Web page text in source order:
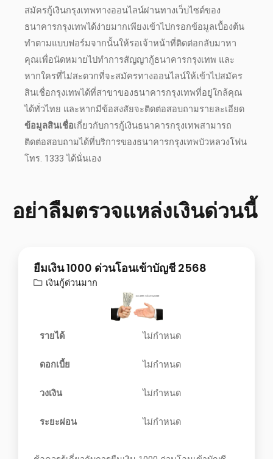
สมัครกู้เงินกรุงเทพทางออนไลน์ผ่านทางเว็บไซต์ของ
ธนาคารกรุงเทพได้ง่ายมากเพียงเข้าไปกรอกข้อมูลเบื้องต้น
ทำตามแบบฟอร์มจากนั้นให้รอเจ้าหน้าที่ติดต่อกลับมาหา
คุณเพื่อนัดหมายไปทำการสัญญากู้ธนาคารกรุงเทพ และ
หากใครที่ไม่สะดวกที่จะสมัครทางออนไลน์ให้เข้าไปสมัคร
สินเชื่อกรุงเทพได้ที่สาขาของธนาคารกรุงเทพที่อยู่ใกล้คุณ
ได้ทั่วไทย และหากมีข้อสงสัยจะติดต่อสอบถามรายละเอียด
ข้อมูลสินเชื่อเกี่ยวกับการกู้เงินธนาคารกรุงเทพสามารถ
ติดต่อสอบถามได้ที่บริการของธนาคารกรุงเทพบัวหลวงโฟน
โทร. 1333 ได้นั่นเอง
อย่าลืมตรวจแหล่งเงินด่วนนี้
ยืมเงิน 1000 ด่วนโอนเข้าบัญชี 2568
เงินกู้ด่วนมาก
รายได้ ไม่กำหนด
ดอกเบี้ย ไม่กำหนด
วงเงิน ไม่กำหนด
ระยะผ่อน ไม่กำหนด